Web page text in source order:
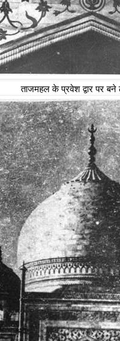
ताजमहल के प्रवेश द्वार पर